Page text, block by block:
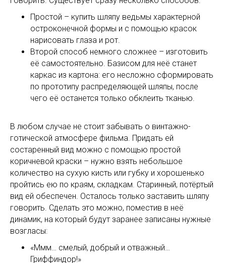
Простой – купить шляпу ведьмы характерной
остроконечной формы и с помощью красок
нарисовать глаза и рот.
Второй способ немного сложнее – изготовить
её самостоятельно. Базисом для неё станет
каркас из картона: его несложно сформировать
по прототипу распределяющей шляпы, после
чего её останется только обклеить тканью.
В любом случае не стоит забывать о винтажно-
готической атмосфере фильма. Придать ей
состаренный вид можно с помощью простой
коричневой краски – нужно взять небольшое
количество на сухую кисть или губку и хорошенько
пройтись ею по краям, складкам. Старинный, потёртый
вид ей обеспечен. Осталось только заставить шляпу
говорить. Сделать это можно, поместив в неё
динамик, на который будут заранее записаны нужные
возгласы:
«Ммм… смелый, добрый и отважный…
Гриффиндор!»